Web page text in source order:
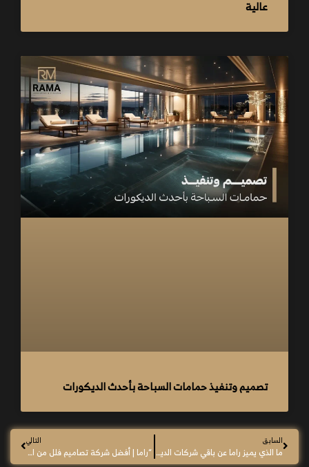
عالية
تصميم وتنفيذ حمامات السباحة بأحدث الديكورات
السابق
ما الذي يميز راما عن باقي شركات الديكور في مصر؟
التالي
“راما | أفضل شركة تصاميم فلل من الداخل مودرن في مصر